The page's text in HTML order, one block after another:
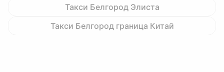
Такси Белгород Элиста
Такси Белгород граница Китай